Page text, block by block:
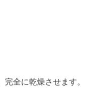
全に乾燥させます。